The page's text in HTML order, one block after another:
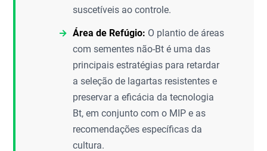
suscetíveis ao controle.
Área de Refúgio: O plantio de áreas
com sementes não-Bt é uma das
principais estratégias para retardar
a seleção de lagartas resistentes e
preservar a eficácia da tecnologia
Bt, em conjunto com o MIP e as
recomendações específicas da
cultura.